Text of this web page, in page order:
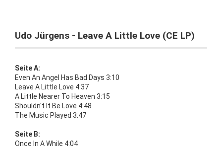
Udo Jürgens - Leave A Little Love (CE LP)
Seite A:
Even An Angel Has Bad Days 3:10
Leave A Little Love 4:37
A Little Nearer To Heaven 3:15
Shouldn't It Be Love 4:48
The Music Played 3:47
Seite B:
Once In A While 4:04